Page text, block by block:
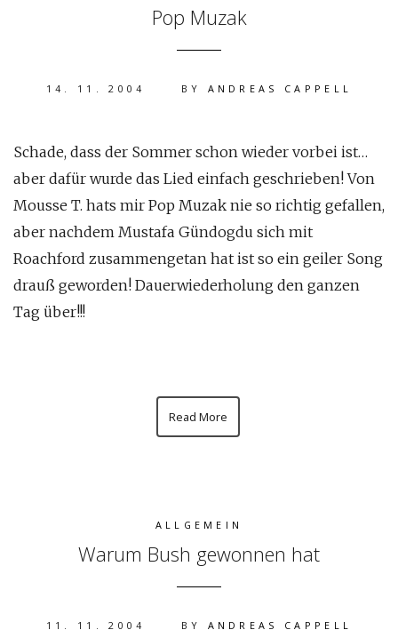
Pop Muzak
14. 11. 2004 BY ANDREAS CAPPELL
Schade, dass der Sommer schon wieder vorbei ist…
aber dafür wurde das Lied einfach geschrieben! Von
Mousse T. hats mir Pop Muzak nie so richtig gefallen,
aber nachdem Mustafa Gündogdu sich mit
Roachford zusammengetan hat ist so ein geiler Song
drauß geworden! Dauerwiederholung den ganzen
Tag über!!!
Read More
ALLGEMEIN
Warum Bush gewonnen hat
11. 11. 2004 BY ANDREAS CAPPELL